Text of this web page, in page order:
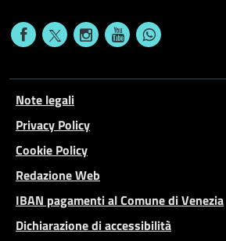
Note legali
Privacy Policy
Cookie Policy
Redazione Web
IBAN pagamenti al Comune di Venezia
Dichiarazione di accessibilità